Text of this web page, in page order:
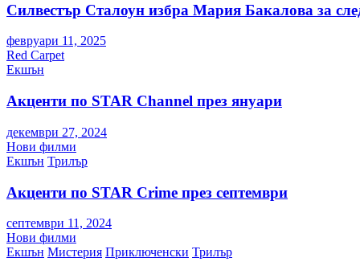
Силвестър Сталоун избра Мария Бакалова за
февруари 11, 2025
Red Carpet
Екшън
Акценти по STAR Channel през януари
декември 27, 2024
Нови филми
Екшън Трилър
Акценти по STAR Crime през септември
септември 11, 2024
Нови филми
Екшън Мистерия Приключенски Трилър